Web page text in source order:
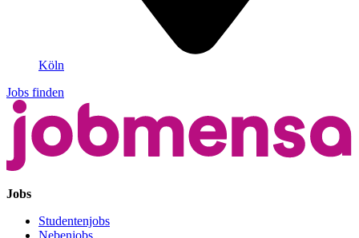
Köln
Jobs finden
Jobs
Studentenjobs